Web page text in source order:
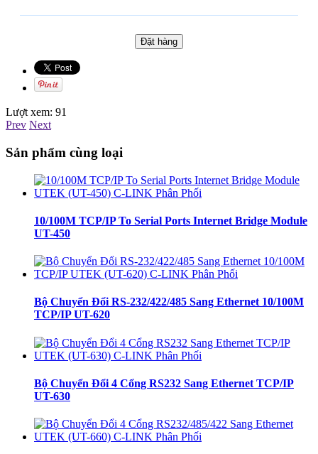
Lượt xem: 91
Prev Next
Sản phẩm cùng loại
10/100M TCP/IP To Serial Ports Internet Bridge Module
UT-450
Bộ Chuyển Đổi RS-232/422/485 Sang Ethernet 10/100M
TCP/IP UT-620
Bộ Chuyển Đổi 4 Cổng RS232 Sang Ethernet TCP/IP
UT-630